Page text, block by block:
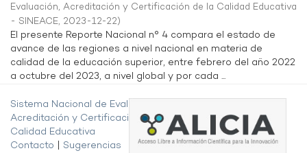
Evaluación, Acreditación y Certificación de la Calidad Educativa
- SINEACE, 2023-12-22)
El presente Reporte Nacional n° 4 compara el estado de
avance de las regiones a nivel nacional en materia de
calidad de la educación superior, entre febrero del año 2022
a octubre del 2023, a nivel global y por cada ...
Sistema Nacional de Evaluación,
Acreditación y Certificación de la
Calidad Educativa
Contacto
Sugerencias